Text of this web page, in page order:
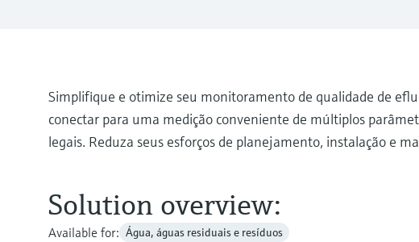
Simplifique e otimize seu monitoramento de qualidade de
conectar para uma medição conveniente de múltiplos
legais. Reduza seus esforços de planejamento, instalação e
Solution overview:
Available for: Água, águas residuais e resíduos